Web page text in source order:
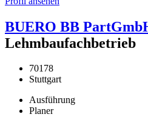
BUERO BB
Lehmbaufachbetrieb
70178
Stuttgart
Ausführung
Planer